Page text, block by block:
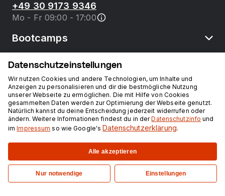
+49 30 9173 9346
Mo - Fr 09:00 - 17:00
Bootcamps
neue fische
Ressourcen
Kurse
Impressum Datenschutz
©2026 neuefische GmbH
Datenschutzeinstellungen
Wir nutzen Cookies und andere Technologien, um Inhalte und
Anzeigen zu personalisieren und dir die bestmögliche Nutzung
unserer Webseite zu ermöglichen. Die mit Hilfe von Cookies
gesammelten Daten werden zur Optimierung der Webseite genutzt.
Natürlich kannst du deine Entscheidung jederzeit widerrufen oder
ändern. Weitere Informationen findest du in derDatenschutzinfo und
imImpressum so wie Google's Datenschutzerklärung.
Alle akzeptieren
Nur notwendige Einstellungen